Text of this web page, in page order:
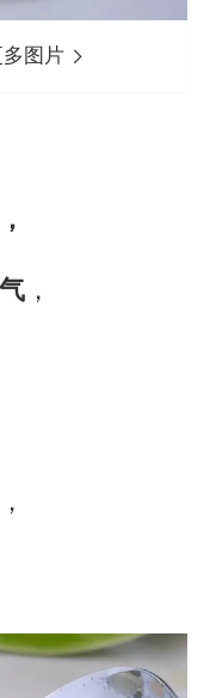
图片
，